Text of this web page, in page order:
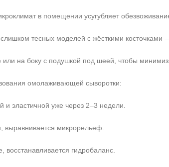
в помещении усугубляет
тесных моделей с жёсткими
на боку с подушкой под шеей, чтобы
омолаживающей сыворотки:
и эластичной уже через 2–3 недели.
микрорельеф.
восстанавливается гидробаланс.